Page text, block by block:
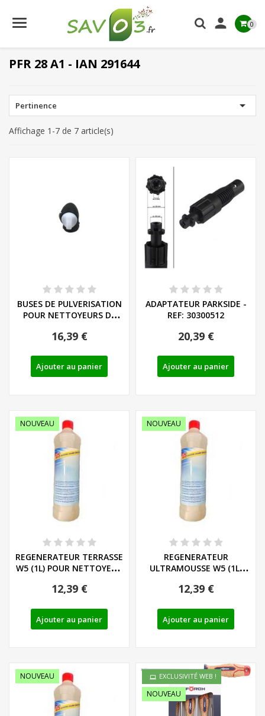
 0
PFR 28 A1 - IAN 291644
Pertinence 
Affichage 1-7 de 7 article(s)
BUSES DE PULVERISATION
POUR NETTOYEURS DE
16,39 €
Ajouter au panier
ADAPTATEUR PARKSIDE -
REF: 30300512
20,39 €
Ajouter au panier
NOUVEAU
REGENERATEUR TERRASSE
W5 (1L) POUR NETTOYEUR
12,39 €
Ajouter au panier
NOUVEAU
REGENERATEUR
ULTRAMOUSSE W5 (1L)
HAUTE...
12,39 €
Ajouter au panier
NOUVEAU EXCLUSIVITÉ WEB !
NOUVEAU